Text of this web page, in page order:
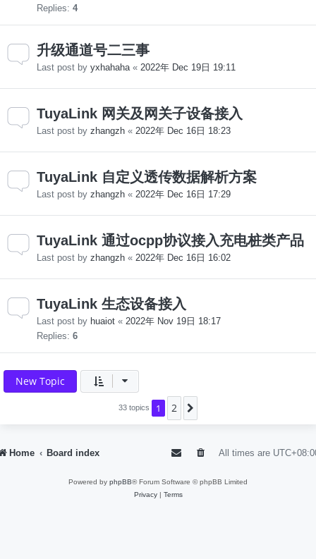
Replies: 4
升级通道号二三事
Last post by yxhahaha « 2022年 Dec 19日 19:11
TuyaLink 网关及网关子设备接入
Last post by zhangzh « 2022年 Dec 16日 18:23
TuyaLink 自定义透传数据解析方案
Last post by zhangzh « 2022年 Dec 16日 17:29
TuyaLink 通过ocpp协议接入充电桩类产品
Last post by zhangzh « 2022年 Dec 16日 16:02
TuyaLink 生态设备接入
Last post by huaiot « 2022年 Nov 19日 18:17
Replies: 6
New Topic
33 topics 1 2
Home Board index All times are
Powered by phpBB® Forum Software © phpBB Limited
Privacy| Terms